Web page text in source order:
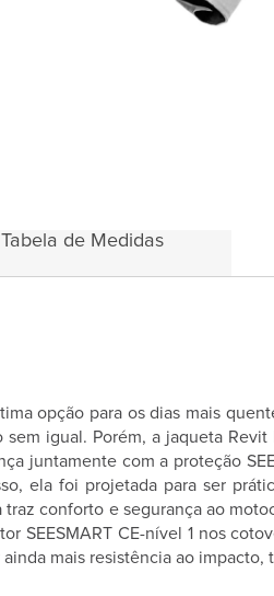
Tabela de Medidas
opção para os dias mais
igual. Porém, a jaqueta
juntamente com a proteção
ela foi projetada para ser
conforto e segurança ao
SEESMART CE-nível 1 nos
mais resistência ao impacto,